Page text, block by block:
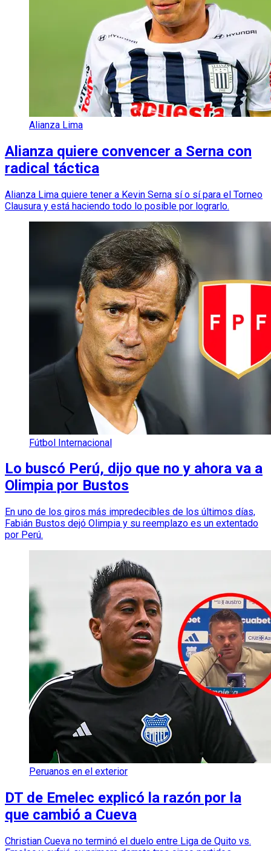
Alianza Lima
Alianza quiere convencer a Serna con
radical táctica
Alianza Lima quiere tener a Kevin Serna sí o sí para el Torneo
Clausura y está haciendo todo lo posible por lograrlo.
Fútbol Internacional
Lo buscó Perú, dijo que no y ahora va a
Olimpia por Bustos
En uno de los giros más impredecibles de los últimos días,
Fabián Bustos dejó Olimpia y su reemplazo es un extentado
por Perú.
Peruanos en el exterior
DT de Emelec explicó la razón por la
que cambió a Cueva
Christian Cueva no terminó el duelo entre Liga de Quito vs.